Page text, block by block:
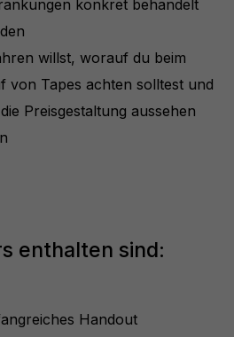
konkret behandelt
willst, worauf du beim
von Tapes achten solltest und
Preisgestaltung aussehen
enthalten sind:
Handout